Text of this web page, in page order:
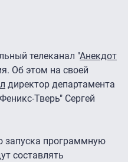
телеканал "Анекдот
Об этом на своей
директор департамента
Тверь" Сергей
запуска программную
составлять